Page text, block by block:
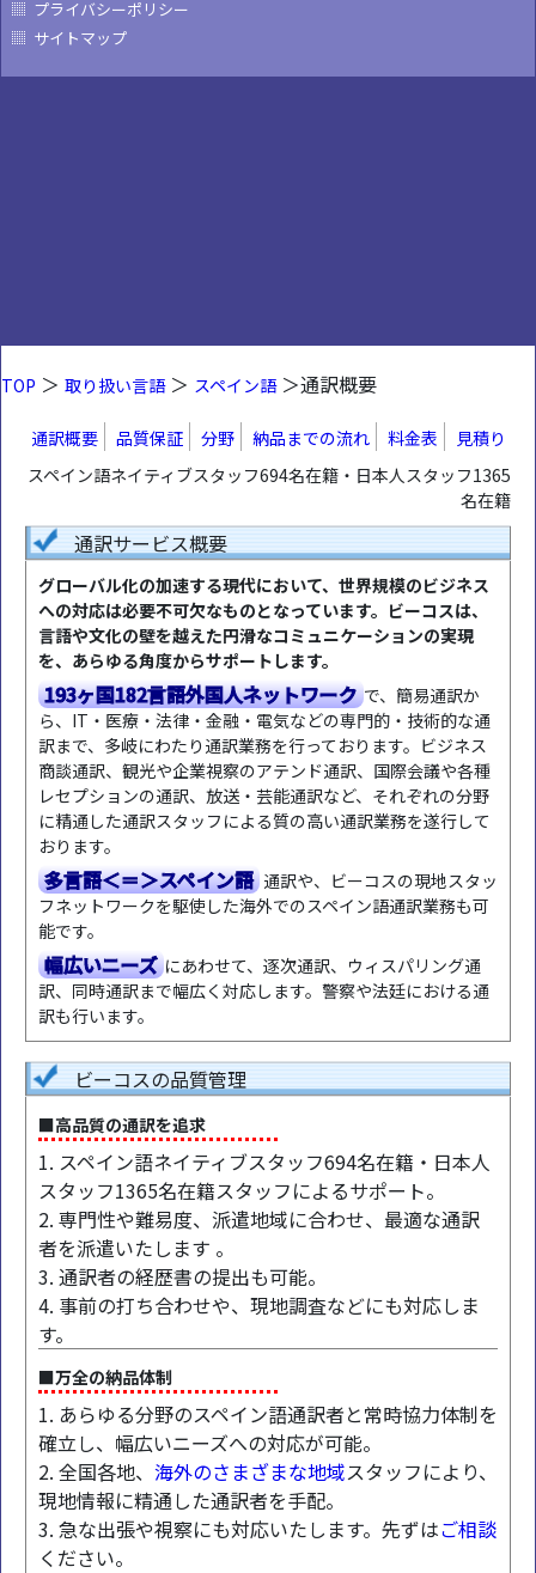
TOP ＞ 取り扱い言語＞ スペイン語＞通訳概要
通訳概要 品質保証 分野 納品までの流れ 料金表
見積り
スペイン語ネイティブスタッフ694名在籍・日本人スタッフ1365
名在籍
通訳サービス概要
グローバル化の加速する現代において、世界規模のビジネス
への対応は必要不可欠なものとなっています。ビーコスは、
言語や文化の壁を越えた円滑なコミュニケーションの実現
を、あらゆる角度からサポートします。
193ヶ国182言語外国人ネットワーク で、簡易通訳か
ら、IT・医療・法律・金融・電気などの専門的・技術的な通
訳まで、多岐にわたり通訳業務を行っております。ビジネス
商談通訳、観光や企業視察のアテンド通訳、国際会議や各種
レセプションの通訳、放送・芸能通訳など、それぞれの分野
に精通した通訳スタッフによる質の高い通訳業務を遂行して
おります。
多言語＜＝＞スペイン語 通訳や、ビーコスの現地スタッ
フネットワークを駆使した海外でのスペイン語通訳業務も可
能です。
幅広いニーズ にあわせて、逐次通訳、ウィスパリング通
訳、同時通訳まで幅広く対応します。警察や法廷における通
訳も行います。
ビーコスの品質管理
■高品質の通訳を追求
1. スペイン語ネイティブスタッフ694名在籍・日本人
スタッフ1365名在籍スタッフによるサポート。
2. 専門性や難易度、派遣地域に合わせ、最適な通訳
者を派遣いたします 。
3. 通訳者の経歴書の提出も可能。
4. 事前の打ち合わせや、現地調査などにも対応しま
す。
■万全の納品体制
1. あらゆる分野のスペイン語通訳者と常時協力体制を
確立し、幅広いニーズへの対応が可能。
2. 全国各地、 海外のさまざまな地域スタッフにより、
現地情報に精通した通訳者を手配。
3. 急な出張や視察にも対応いたします。先ずはご相談
ください。